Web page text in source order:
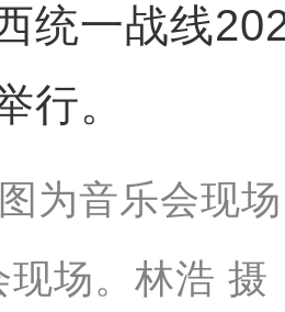
统一战线
行。
现场。林浩 摄